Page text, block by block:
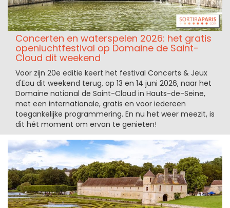
Concerten en waterspelen 2026: het gratis
openluchtfestival op Domaine de Saint-
Cloud dit weekend
Voor zijn 20e editie keert het festival Concerts & Jeux
d'Eau dit weekend terug, op 13 en 14 juni 2026, naar het
Domaine national de Saint-Cloud in Hauts-de-Seine,
met een internationale, gratis en voor iedereen
toegankelijke programmering. En nu het weer meezit, is
dit hét moment om ervan te genieten!